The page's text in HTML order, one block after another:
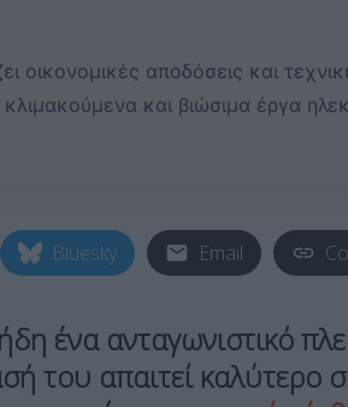
οικονομικές αποδόσεις και
και βιώσιμα έργα
Bluesky Email
ένα ανταγωνιστικό
του απαιτεί καλύτερο